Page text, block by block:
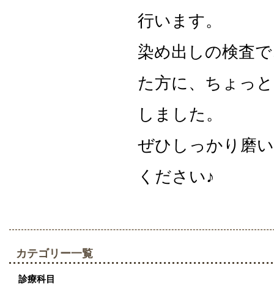
行います。
染め出しの検査
た方に、ちょっ
しました。
ぜひしっかり磨
ください♪
カテゴリー一覧
診療科目